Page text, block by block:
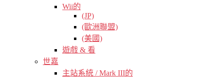
Wii的
(JP)
(歐洲聯盟)
(美國)
遊戲 & 看
世嘉
主站系統 / Mark III的